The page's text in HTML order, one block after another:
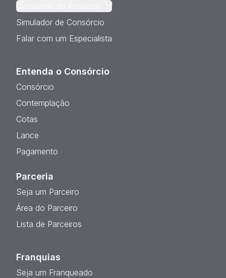
Simulador de Consórcio
Falar com um Especialista
Entenda o Consórcio
Consórcio
Contemplação
Cotas
Lance
Pagamento
Parceria
Seja um Parceiro
Área do Parceiro
Lista de Parceiros
Franquias
Seja um Franqueado